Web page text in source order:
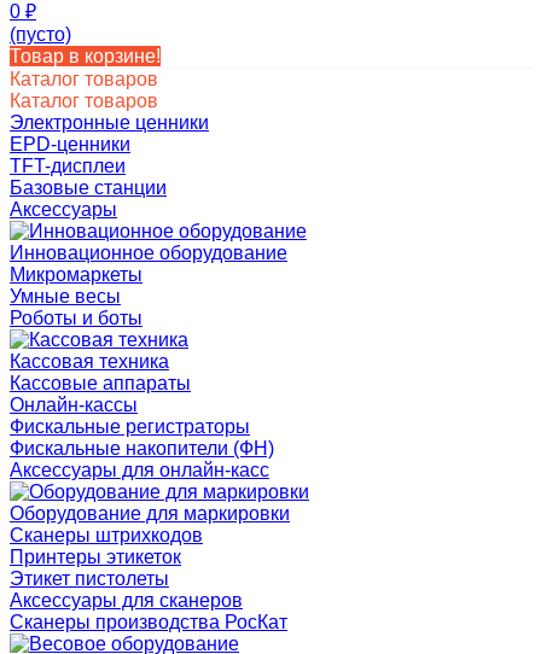
0 ₽
(пусто)
Товар в корзине!
Каталог товаров
Каталог товаров
Электронные ценники
EPD-ценники
TFT-дисплеи
Базовые станции
Аксессуары
Инновационное оборудование
Микромаркеты
Умные весы
Роботы и боты
Кассовая техника
Кассовые аппараты
Онлайн-кассы
Фискальные регистраторы
Фискальные накопители (ФН)
Аксессуары для онлайн-касс
Оборудование для маркировки
Сканеры штрихкодов
Принтеры этикеток
Этикет пистолеты
Аксессуары для сканеров
Сканеры производства РосКат